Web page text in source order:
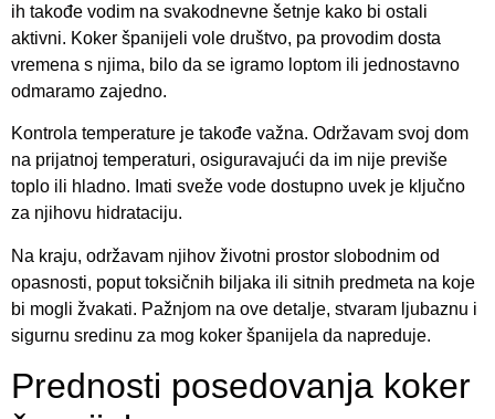
ih takođe vodim na svakodnevne šetnje kako bi ostali
aktivni. Koker španijeli vole društvo, pa provodim dosta
vremena s njima, bilo da se igramo loptom ili jednostavno
odmaramo zajedno.
Kontrola temperature je takođe važna. Održavam svoj dom
na prijatnoj temperaturi, osiguravajući da im nije previše
toplo ili hladno. Imati sveže vode dostupno uvek je ključno
za njihovu hidrataciju.
Na kraju, održavam njihov životni prostor slobodnim od
opasnosti, poput toksičnih biljaka ili sitnih predmeta na koje
bi mogli žvakati. Pažnjom na ove detalje, stvaram ljubaznu i
sigurnu sredinu za mog koker španijela da napreduje.
Prednosti posedovanja koker